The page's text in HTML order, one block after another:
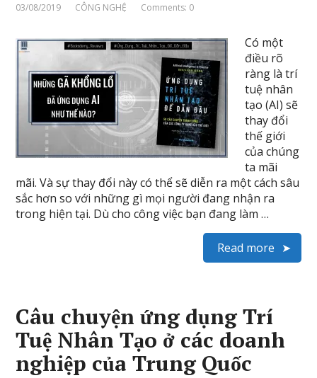
03/08/2019 CÔNG NGHỆ Comments: 0
Có một
điều rõ
ràng là trí
tuệ nhân
tạo (AI) sẽ
thay đổi
thế giới
của chúng
ta mãi
mãi. Và sự thay đổi này có thể sẽ diễn ra một cách sâu
sắc hơn so với những gì mọi người đang nhận ra
trong hiện tại. Dù cho công việc bạn đang làm …
Read more
Câu chuyện ứng dụng Trí
Tuệ Nhân Tạo ở các doanh
nghiệp của Trung Quốc